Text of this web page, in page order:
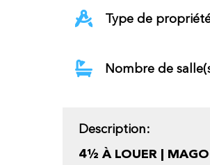
Type de
Nombre de
Description:
4½ À LOUER |